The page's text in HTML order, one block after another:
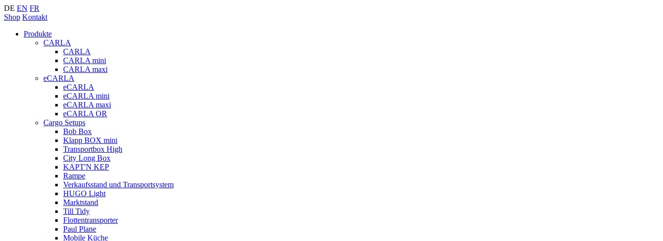
DE EN FR
Shop Kontakt
Produkte
CARLA
CARLA
CARLA mini
CARLA maxi
eCARLA
eCARLA
eCARLA mini
eCARLA maxi
eCARLA OR
Cargo Setups
Bob Box
Klapp BOX mini
Transportbox High
City Long Box
KAPT'N KEP
Rampe
Verkaufsstand und Transportsystem
HUGO Light
Marktstand
Till Tidy
Flottentransporter
Paul Plane
Mobile Küche